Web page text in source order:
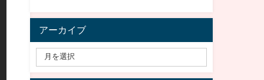
アーカイブ